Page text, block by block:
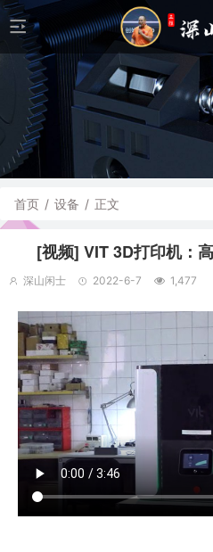
首页 / 设备 / 正文
[视频] VIT 3D打印机：
深山闲士 2022-6-7 1,477